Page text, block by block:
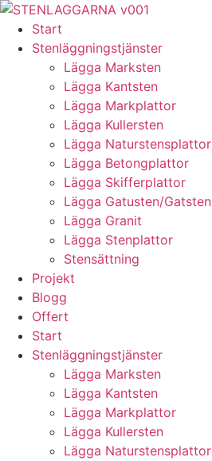
Skip
content
Start
Stenläggningstjänster
Lägga Marksten
Lägga Kantsten
Lägga Markplattor
Lägga Kullersten
Lägga Naturstensplattor
Lägga Betongplattor
Lägga Skifferplattor
Lägga Gatusten/Gatsten
Lägga Granit
Lägga Stenplattor
Stensättning
Projekt
Blogg
Offert
Start
Stenläggningstjänster
Lägga Marksten
Lägga Kantsten
Lägga Markplattor
Lägga Kullersten
Lägga Naturstensplattor